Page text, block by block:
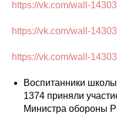
https://vk.com/wall-
https://vk.com/wall-
https://vk.com/wall-
Воспитанники
1374 приняли
Министра обороны